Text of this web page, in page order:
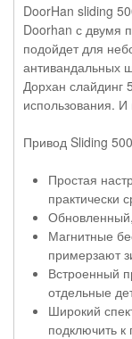
DoorHan sliding
Doorhan с двумя
подойдет для
антивандальных
Дорхан слайдинг
использования.
Привод Sliding
Простая
практически
Магнитные
примерзают
Встроенный
отдельные
Широкий
подключить к